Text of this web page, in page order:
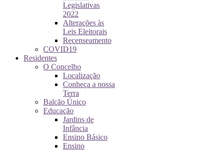
Legislativas
2022
Alterações às
Leis Eleitorais
Recenseamento
COVID19
Residentes
O Concelho
Localização
Conheça a nossa
Terra
Balcão Único
Educação
Jardins de
Infância
Ensino Básico
Ensino